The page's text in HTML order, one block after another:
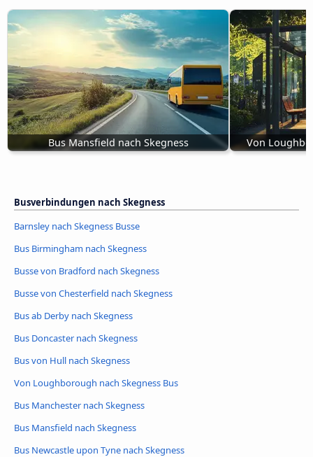
Bus Mansfield nach Skegness Von
Busverbindungen nach Skegness
Barnsley nach Skegness Busse
Bus Birmingham nach Skegness
Busse von Bradford nach Skegness
Busse von Chesterfield nach Skegness
Bus ab Derby nach Skegness
Bus Doncaster nach Skegness
Bus von Hull nach Skegness
Von Loughborough nach Skegness Bus
Bus Manchester nach Skegness
Bus Mansfield nach Skegness
Bus Newcastle upon Tyne nach Skegness